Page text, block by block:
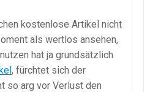
kostenlose Artikel nicht
als wertlos ansehen,
hat ja grundsätzlich
, fürchtet sich der
so arg vor Verlust den